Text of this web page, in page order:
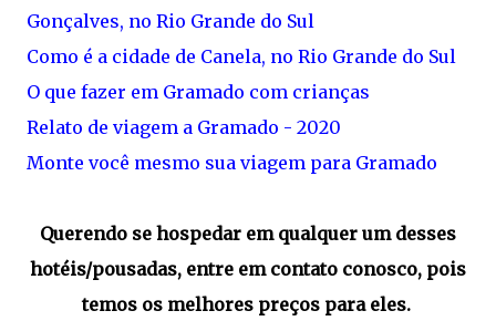
Gonçalves, no Rio Grande do Sul
Como é a cidade de Canela, no Rio Grande do Sul
O que fazer em Gramado com crianças
Relato de viagem a Gramado - 2020
Monte você mesmo sua viagem para Gramado
Querendo se hospedar em qualquer um desses
hotéis/pousadas, entre em contato conosco, pois
temos os melhores preços para eles.